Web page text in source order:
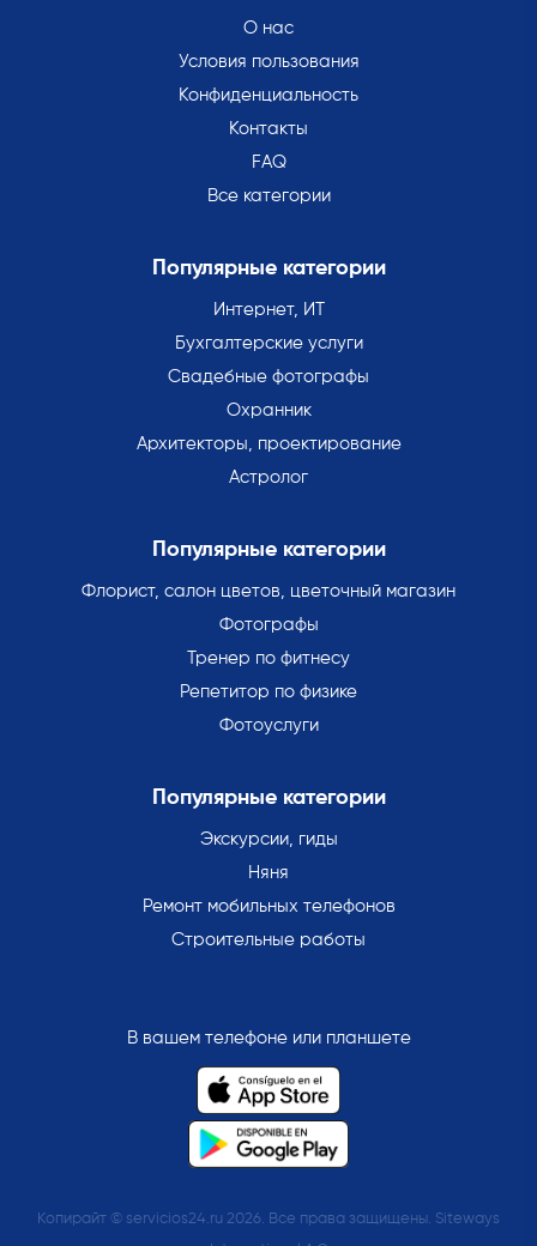
О нас
Условия пользования
Конфиденциальность
Контакты
FAQ
Все категории
Популярные категории
Интернет, ИТ
Бухгалтерские услуги
Свадебные фотографы
Охранник
Архитекторы, проектирование
Астролог
Популярные категории
Флорист, салон цветов, цветочный магазин
Фотографы
Тренер по фитнесу
Репетитор по физике
Фотоуслуги
Популярные категории
Экскурсии, гиды
Няня
Ремонт мобильных телефонов
Строительные работы
В вашем телефоне или планшете
Копирайт © servicios24.ru 2026. Все права защищены. Siteways